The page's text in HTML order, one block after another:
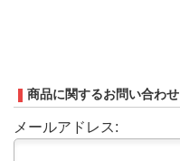
商品に関するお問い合わせ
メールアドレス: